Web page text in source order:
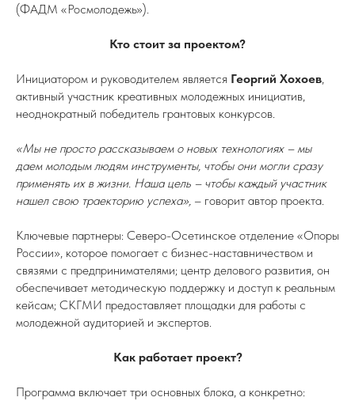
(ФАДМ «Росмолодежь»).
Кто стоит за проектом?
Инициатором и руководителем является Георгий Хохоев,
активный участник креативных молодежных инициатив,
неоднократный победитель грантовых конкурсов.
«Мы не просто рассказываем о новых технологиях – мы
даем молодым людям инструменты, чтобы они могли сразу
применять их в жизни. Наша цель – чтобы каждый участник
нашел свою траекторию успеха», – говорит автор проекта.
Ключевые партнеры: Северо-Осетинское отделение «Опоры
России», которое помогает с бизнес-наставничеством и
связями с предпринимателями; центр делового развития, он
обеспечивает методическую поддержку и доступ к реальным
кейсам; СКГМИ предоставляет площадки для работы с
молодежной аудиторией и экспертов.
Как работает проект?
Программа включает три основных блока, а конкретно: